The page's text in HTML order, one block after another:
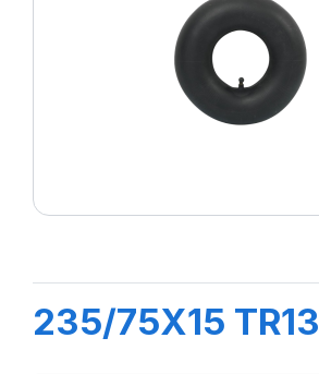
235/75X15 TR13